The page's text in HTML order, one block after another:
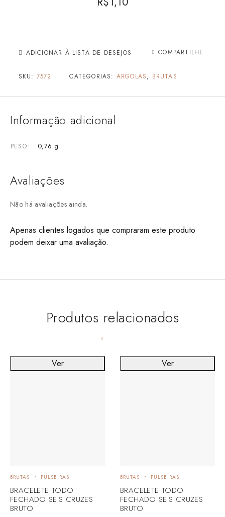
ADICIONAR À LISTA DE DESEJOS COMPARTILHE
SKU: 7572 CATEGORIAS: ARGOLAS, BRUTAS
Informação adicional
PESO 0,76 g
Avaliações
Não há avaliações ainda.
Apenas clientes logados que compraram este produto
podem deixar uma avaliação.
Produtos relacionados
BRUTAS PULSEIRAS
BRACELETE TODO
FECHADO SEIS CRUZES
BRUTO
Ver
BRUTAS PULSEIRAS
BRACELETE TODO
FECHADO SEIS CRUZES
BRUTO
Ver